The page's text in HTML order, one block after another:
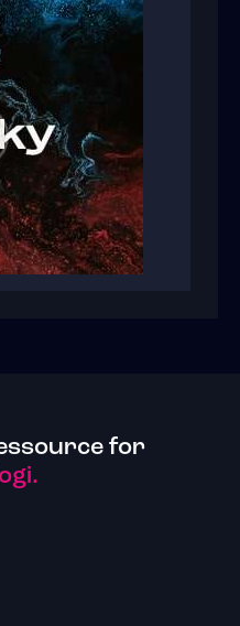
for